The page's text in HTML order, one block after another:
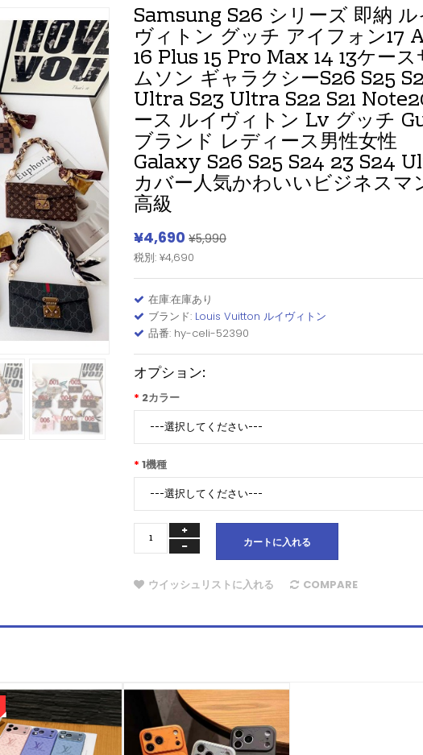
Samsung S26 シリーズ 即納 ル
ヴィトン グッチ アイフォン17
16 Plus 15 Pro Max 14 13ケース
ムソン ギャラクシーs26 S25
Ultra S23 Ultra S22 S21
ース ルイヴィトン Lv グッチ
ブランド レディース男性女性
Galaxy S26 S25 S24 23 S24
カバー人気かわいいビジネスマ
高級
¥4,690 ¥5,990
税別: ¥4,690
在庫:在庫あり
ブランド: Louis Vuitton ルイヴィトン
品番: hy-celi-52390
オプション:
2カラー
1機種
カートに入れる
ウイッシュリストに入れる COMPARE